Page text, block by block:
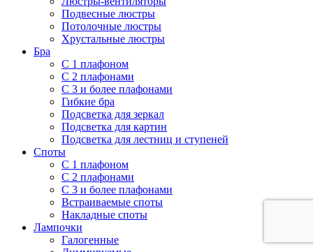
Подвесные люстры
Потолочные люстры
Хрустальные люстры
Бра
С 1 плафоном
С 2 плафонами
С 3 и более плафонами
Гибкие бра
Подсветка для зеркал
Подсветка для картин
Подсветка для лестниц и ступеней
Споты
С 1 плафоном
С 2 плафонами
С 3 и более плафонами
Встраиваемые споты
Накладные споты
Лампочки
Галогенные